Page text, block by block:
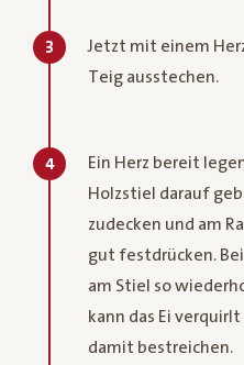
3
Jetzt mit einem
Teig ausstechen.
4
Ein Herz bereit
Holzstiel darauf
zudecken und am
gut festdrücken.
am Stiel so
kann das Ei
damit bestreichen.